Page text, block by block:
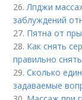
26.Лпджи
заблуждений
27. Пятна от
28. Как снять
правильно
29.Сколько
задаваемые